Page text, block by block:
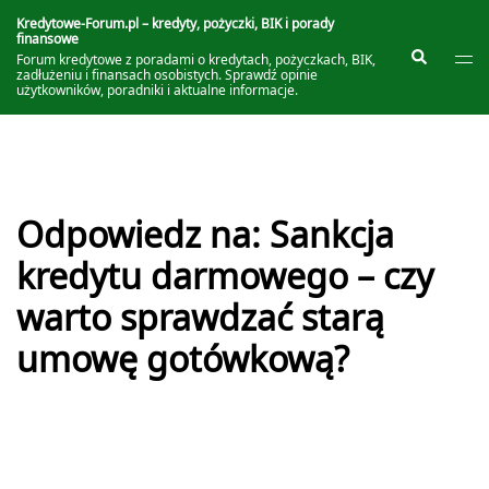
do
treści
Kredytowe-Forum.pl – kredyty, pożyczki, BIK i porady
finansowe
Forum kredytowe z poradami o kredytach, pożyczkach, BIK,
zadłużeniu i finansach osobistych. Sprawdź opinie
użytkowników, poradniki i aktualne informacje.
Szukaj
Odpowiedz na: Sankcja
kredytu darmowego – czy
warto sprawdzać starą
umowę gotówkową?